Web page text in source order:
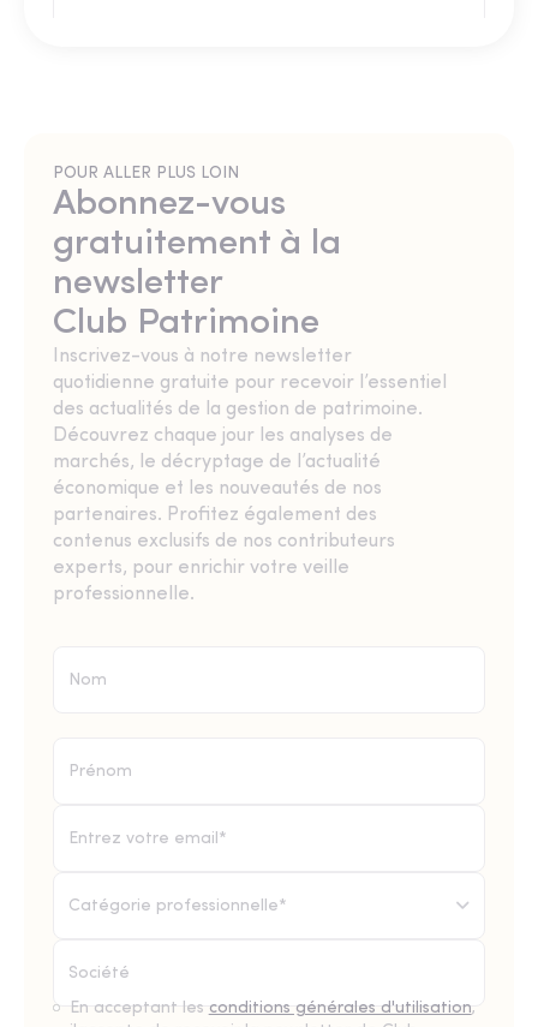
POUR ALLER PLUS LOIN
Abonnez-vous
gratuitement à la
newsletter
Club Patrimoine
Inscrivez-vous à notre newsletter
quotidienne gratuite pour recevoir l’essentiel
des actualités de la gestion de patrimoine.
Découvrez chaque jour les analyses de
marchés, le décryptage de l’actualité
économique et les nouveautés de nos
partenaires. Profitez également des
contenus exclusifs de nos contributeurs
experts, pour enrichir votre veille
professionnelle.
Catégorie professionnelle*
En acceptant les conditions générales d'utilisation,